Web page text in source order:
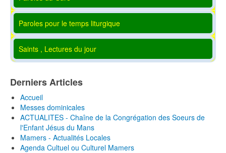
Paroles pour le temps liturgique
Saints , Lectures du jour
Derniers Articles
Accueil
Messes dominicales
ACTUALITES - Chaîne de la Congrégation des Soeurs de
l'Enfant Jésus du Mans
Mamers - Actualités Locales
Agenda Cultuel ou Culturel Mamers